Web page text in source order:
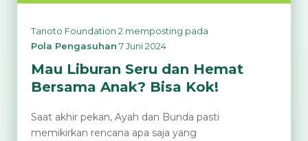
Tanoto Foundation 2 memposting pada
Pola Pengasuhan 7 Juni 2024
Mau Liburan Seru dan Hemat
Bersama Anak? Bisa Kok!
Saat akhir pekan, Ayah dan Bunda pasti
memikirkan rencana apa saja yang